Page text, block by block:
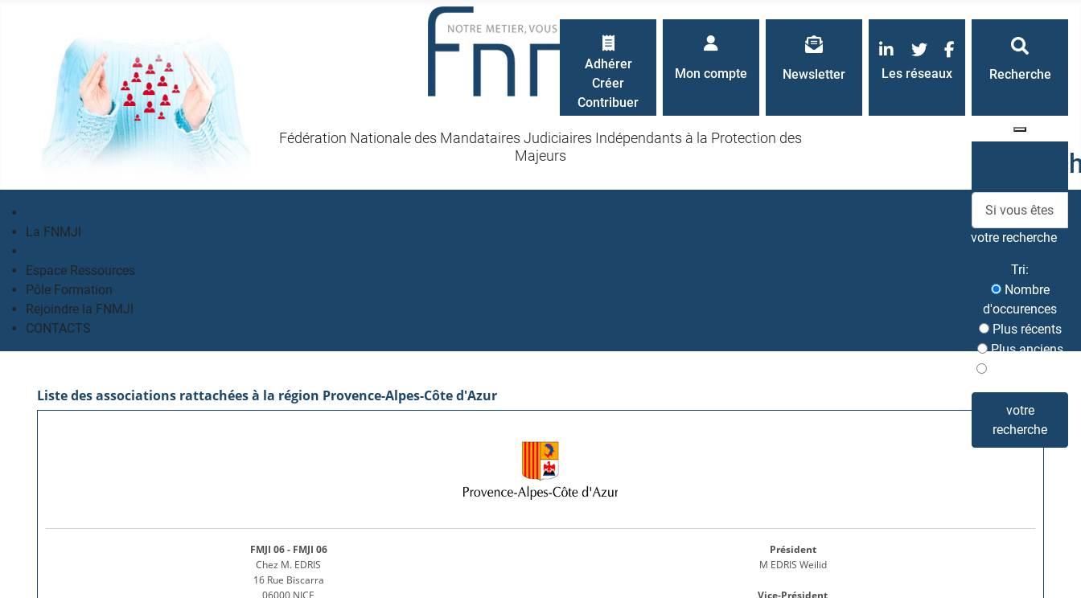
Fédération Nationale des Mandataires Judiciaires Indépendants à la Protection des
Majeurs
La FNMJI
Espace Ressources
Pôle Formation
Rejoindre la FNMJI
CONTACTS
Recherche
votre recherche
Tri:
Nombre
d'occurences
Plus récents
Plus anciens
votre
recherche
Les réseaux
LinkedInTwitterFacebook
Newsletter
Mon compte
Adhérer
Créer
Contribuer